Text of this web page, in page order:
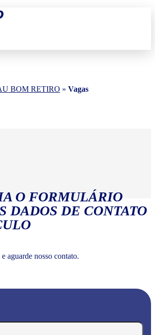
BOM RETIRO » Vagas
O FORMULÁRIO
DADOS DE CONTATO
aguarde nosso contato.